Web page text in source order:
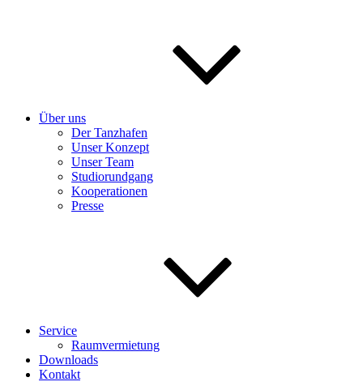
Über uns
Der Tanzhafen
Unser Konzept
Unser Team
Studiorundgang
Kooperationen
Presse
Service
Raumvermietung
Downloads
Kontakt